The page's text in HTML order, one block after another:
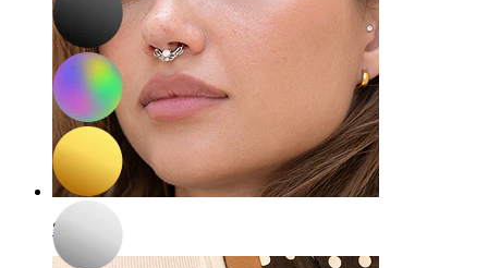
Septum